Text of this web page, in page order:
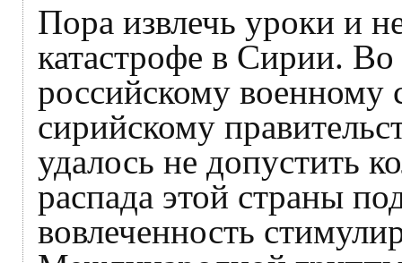
Пора извлечь уроки и
катастрофе в Сирии.
российскому военному
сирийскому
удалось не допустить
распада этой страны
вовлеченность